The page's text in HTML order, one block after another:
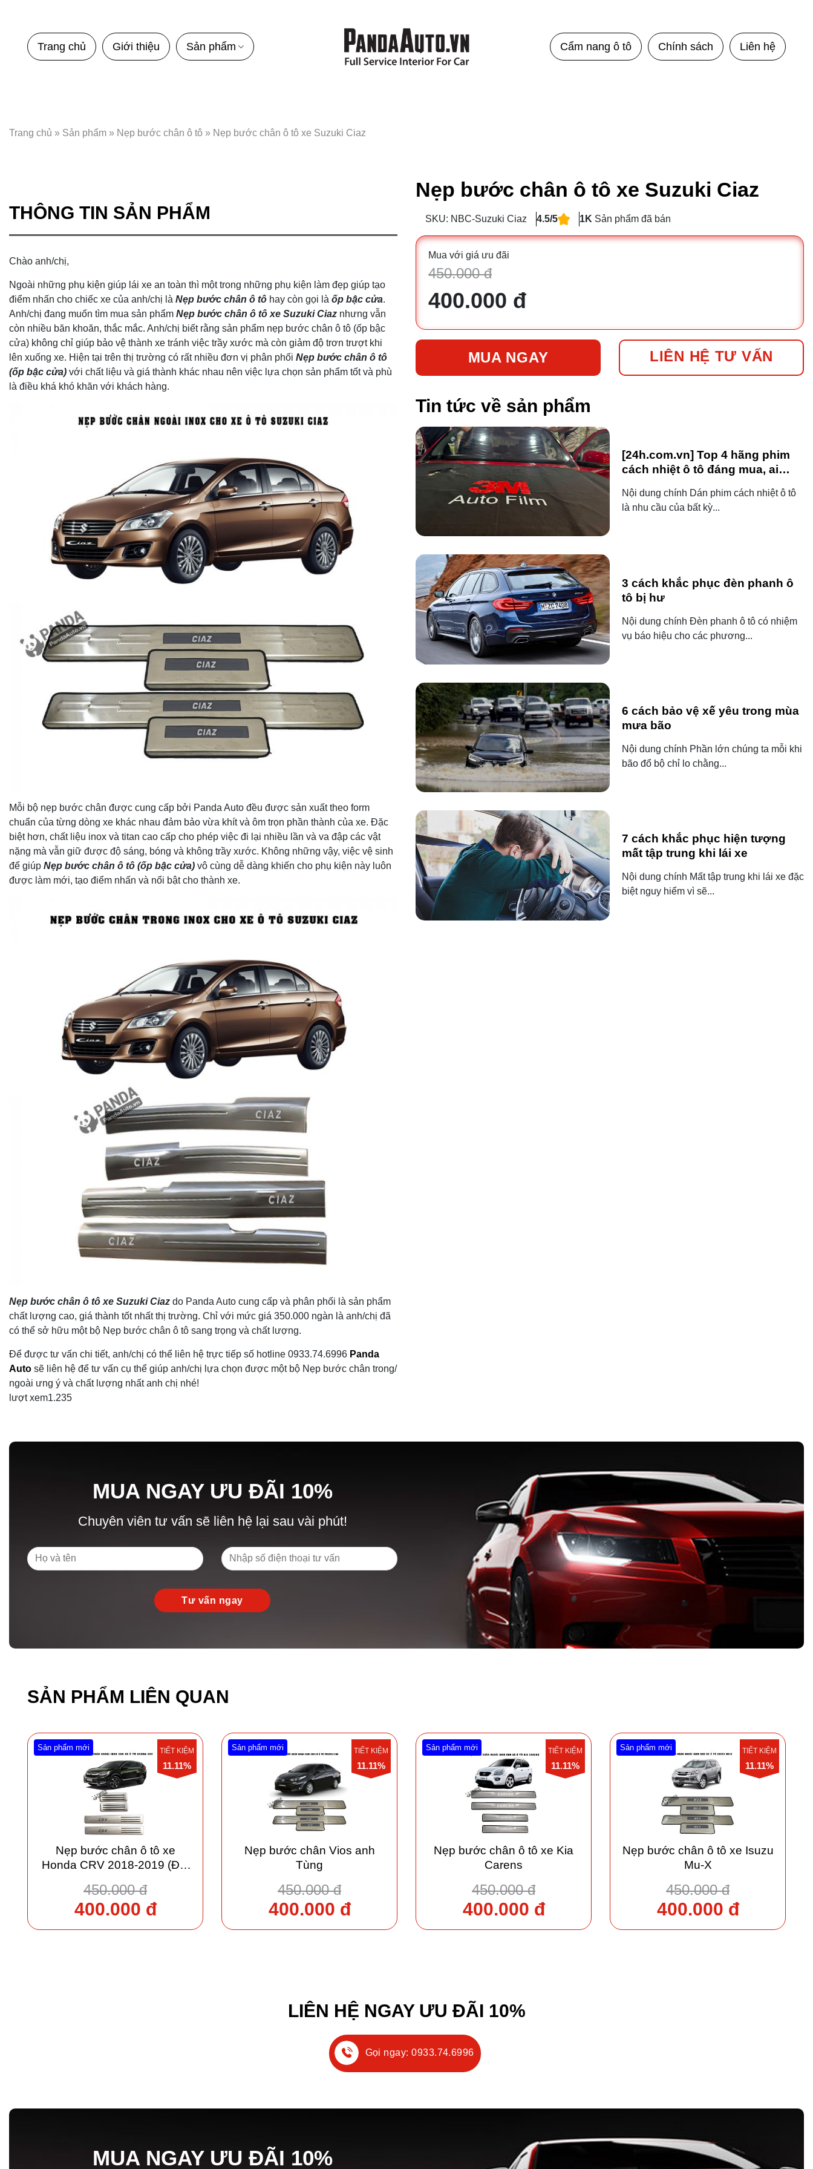
Trang chủ Giới thiệu Sản phẩm Cẩm nang ô tô Chính sách Liên hệ
Trang chủ » Sản phẩm » Nẹp bước chân ô tô » Nẹp bước chân ô tô xe Suzuki Ciaz
THÔNG TIN SẢN PHẨM
Chào anh/chị,
Ngoài những phụ kiện giúp lái xe an toàn thì một trong những phụ kiện làm đẹp giúp tạo
điểm nhấn cho chiếc xe của anh/chị là Nẹp bước chân ô tô hay còn gọi là ốp bậc cửa.
Anh/chị đang muốn tìm mua sản phẩm Nẹp bước chân ô tô xe Suzuki Ciaz nhưng vẫn
còn nhiều băn khoăn, thắc mắc. Anh/chị biết rằng sản phẩm nẹp bước chân ô tô (ốp bậc
cửa) không chỉ giúp bảo vệ thành xe tránh việc trầy xước mà còn giảm độ trơn trượt khi
lên xuống xe. Hiện tại trên thị trường có rất nhiều đơn vị phân phối Nẹp bước chân ô tô
(ốp bậc cửa) với chất liệu và giá thành khác nhau nên việc lựa chọn sản phẩm tốt và phù
là điều khá khó khăn với khách hàng.
Mỗi bộ nẹp bước chân được cung cấp bởi Panda Auto đều được sản xuất theo form
chuẩn của từng dòng xe khác nhau đảm bảo vừa khít và ôm trọn phần thành của xe. Đặc
biệt hơn, chất liệu inox và titan cao cấp cho phép việc đi lại nhiều lần và va đập các vật
nặng mà vẫn giữ được độ sáng, bóng và không trầy xước. Không những vậy, việc vệ sinh
để giúp Nẹp bước chân ô tô (ốp bậc cửa) vô cùng dễ dàng khiến cho phụ kiện này luôn
được làm mới, tạo điểm nhấn và nổi bật cho thành xe.
Nẹp bước chân ô tô xe Suzuki Ciaz do Panda Auto cung cấp và phân phối là sản phẩm
chất lượng cao, giá thành tốt nhất thị trường. Chỉ với mức giá 350.000 ngàn là anh/chị đã
có thể sở hữu một bộ Nẹp bước chân ô tô sang trọng và chất lượng.
Để được tư vấn chi tiết, anh/chị có thể liên hệ trực tiếp số hotline 0933.74.6996 Panda
Auto sẽ liên hệ để tư vấn cụ thể giúp anh/chị lựa chọn được một bộ Nẹp bước chân trong/
ngoài ưng ý và chất lượng nhất anh chị nhé!
lượt xem1.235
Nẹp bước chân ô tô xe Suzuki Ciaz
SKU: NBC-Suzuki Ciaz 4.5/5 1K Sản phẩm đã bán
Mua với giá ưu đãi
450.000 đ
400.000 đ
MUA NGAY LIÊN HỆ TƯ VẤN
Tin tức về sản phẩm
[24h.com.vn] Top 4 hãng phim
cách nhiệt ô tô đáng mua, ai
Nội dung chính Dán phim cách nhiệt ô tô
là nhu cầu của bất kỳ...
3 cách khắc phục đèn phanh ô
tô bị hư
Nội dung chính Đèn phanh ô tô có nhiệm
vụ báo hiệu cho các phương...
6 cách bảo vệ xế yêu trong mùa
mưa bão
Nội dung chính Phần lớn chúng ta mỗi khi
bão đổ bộ chỉ lo chằng...
7 cách khắc phục hiện tượng
mất tập trung khi lái xe
Nội dung chính Mất tập trung khi lái xe đặc
biệt nguy hiểm vì sẽ...
MUA NGAY ƯU ĐÃI 10%
Chuyên viên tư vấn sẽ liên hệ lại sau vài phút!
SẢN PHẨM LIÊN QUAN
Sản phẩm mới TIẾT KIỆM
11.11%
Nẹp bước chân ô tô xe
Honda CRV 2018-2019 (Đời
450.000 đ
400.000 đ
Sản phẩm mới TIẾT KIỆM
11.11%
Nẹp bước chân Vios anh
Tùng
450.000 đ
400.000 đ
Sản phẩm mới TIẾT KIỆM
11.11%
Nẹp bước chân ô tô xe Kia
Carens
450.000 đ
400.000 đ
Sản phẩm mới TIẾT KIỆM
11.11%
Nẹp bước chân ô tô xe Isuzu
Mu-X
450.000 đ
400.000 đ
LIÊN HỆ NGAY ƯU ĐÃI 10%
Gọi ngay: 0933.74.6996
MUA NGAY ƯU ĐÃI 10%